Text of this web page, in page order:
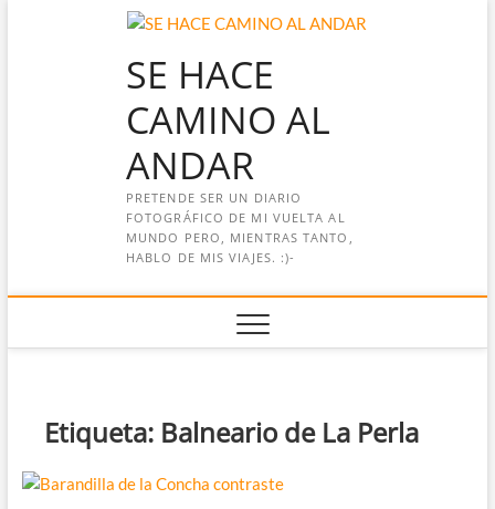
SE HACE
CAMINO AL
ANDAR
PRETENDE SER UN DIARIO
FOTOGRÁFICO DE MI VUELTA AL
MUNDO PERO, MIENTRAS TANTO,
HABLO DE MIS VIAJES. :)-
Etiqueta: Balneario de La Perla